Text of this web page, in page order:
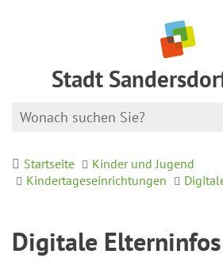
Stadt
Startseite
Kinder und Jugend
Kindertageseinrichtungen
Digitale Elterninfos